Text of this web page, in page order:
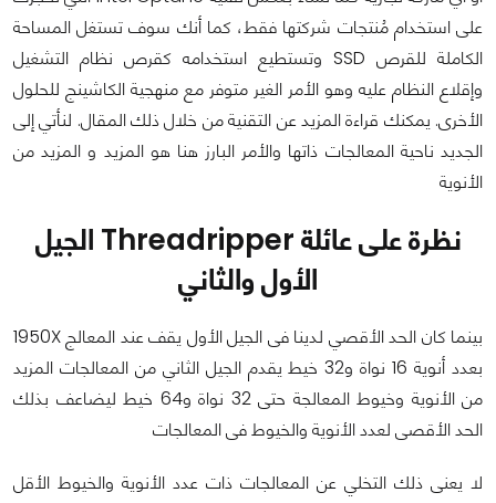
على استخدام مُنتجات شركتها فقط، كما أنك سوف تستغل المساحة
الكاملة للقرص SSD وتستطيع استخدامه كقرص نظام التشغيل
وإقلاع النظام عليه وهو الأمر الغير متوفر مع منهجية الكاشينج للحلول
الأخرى. يمكنك قراءة المزيد عن التقنية من خلال ذلك المقال. لنأتي إلى
الجديد ناحية المعالجات ذاتها والأمر البارز هنا هو المزيد و المزيد من
الأنوية
نظرة على عائلة Threadripper الجيل
الأول والثاني
بينما كان الحد الأقصي لدينا فى الجيل الأول يقف عند المعالج 1950X
بعدد أنوية 16 نواة و32 خيط يقدم الجيل الثاني من المعالجات المزيد
من الأنوية وخيوط المعالجة حتى 32 نواة و64 خيط ليضاعف بذلك
الحد الأقصى لعدد الأنوية والخيوط فى المعالجات
لا يعنى ذلك التخلي عن المعالجات ذات عدد الأنوية والخيوط الأقل